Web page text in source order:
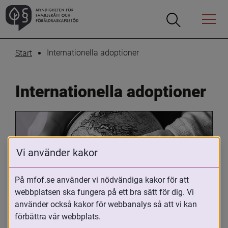
Öppna
Öppna
Menyn
Start Internationella adoptioner
Internationella adoptioner
Oavsett om du är adopterad,
adoptivförälder eller arbetar med
Vi använder kakor
På mfof.se använder vi nödvändiga kakor för att
webbplatsen ska fungera på ett bra sätt för dig. Vi
använder också kakor för webbanalys så att vi kan
förbättra vår webbplats.